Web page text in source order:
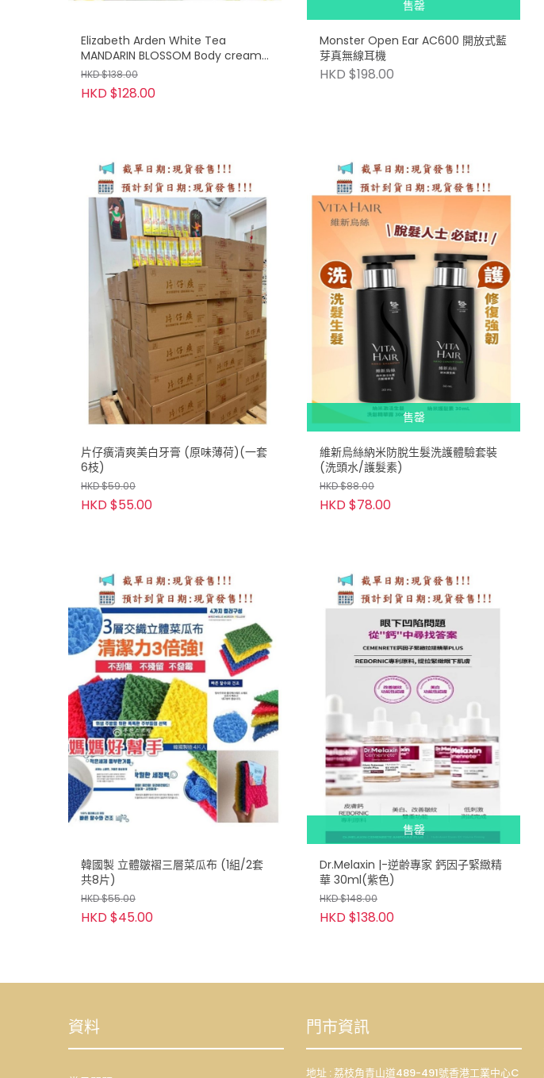
Elizabeth Arden White Tea
MANDARIN BLOSSOM Body cream
白茶橙花身體乳霜 400ml
HKD $138.00
HKD $128.00
售罄
Monster Open Ear AC600 開放式藍
芽真無線耳機
HKD $198.00
片仔癀清爽美白牙膏 (原味薄荷)(一套
6枝)
HKD $59.00
HKD $55.00
售罄
維新烏絲納米防脫生髮洗護體驗套裝
(洗頭水/護髮素)
HKD $88.00
HKD $78.00
韓國製 立體皺褶三層菜瓜布 (1組/2套
共8片)
HKD $55.00
HKD $45.00
售罄
Dr.Melaxin |-逆齢專家 鈣因子緊緻精
華 30ml(紫色)
HKD $148.00
HKD $138.00
資料 門市資訊
地址 : 荔枝角青山道489-491號香港工業中心C